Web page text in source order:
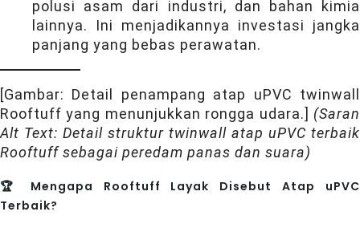
polusi asam dari industri, dan bahan kimia
lainnya. Ini menjadikannya investasi jangka
panjang yang bebas perawatan.
[Gambar: Detail penampang atap uPVC twinwall
Rooftuff yang menunjukkan rongga udara.] (Saran
Alt Text: Detail struktur twinwall atap uPVC terbaik
Rooftuff sebagai peredam panas dan suara)
🏆 Mengapa Rooftuff Layak Disebut Atap uPVC
Terbaik?